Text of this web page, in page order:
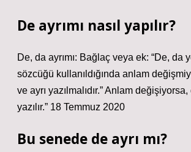
De ayrımı nasıl yapılır?
De, da ayrımı: Bağlaç veya ek: “De, da
sözcüğü kullanıldığında anlam
ve ayrı yazılmalıdır.” Anlam
yazılır.” 18 Temmuz 2020
Bu senede de ayrı mı?